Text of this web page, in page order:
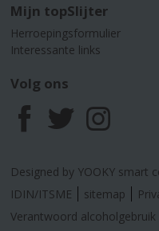
Mijn topSlijter
Herroepingsformulier
Interessante links
Volg ons
F
a
c
T
w
i
I
n
s
Designed by YOOKY smart
IDIN/ITSME
sitemap
Verantwoord alcoholgebruik